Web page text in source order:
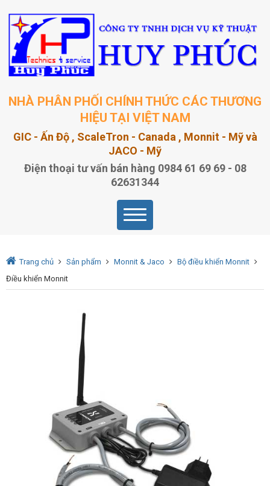
NHÀ PHÂN PHỐI CHÍNH THỨC CÁC THƯƠNG
HIỆU TẠI VIỆT NAM
GIC - Ấn Độ , ScaleTron - Canada , Monnit - Mỹ và
JACO - Mỹ
Điện thoại tư vấn bán hàng 0984 61 69 69 - 08
62631344
Trang chủ Sản phẩm Monnit & Jaco
Bộ điều khiển Monnit
Điều khiển Monnit